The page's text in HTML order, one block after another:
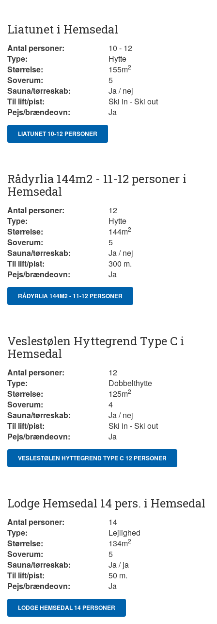
Liatunet i Hemsedal
Antal personer:
10 - 12
Type:
Hytte
Størrelse:
155m2
Soverum:
5
Sauna/tørreskab:
Ja / nej
Til lift/pist:
Ski in - Ski out
Pejs/brændeovn:
Ja
LIATUNET 10-12 PERSONER
Rådyrlia 144m2 - 11-12 personer i
Hemsedal
Antal personer:
12
Type:
Hytte
Størrelse:
144m2
Soverum:
5
Sauna/tørreskab:
Ja / nej
Til lift/pist:
300 m.
Pejs/brændeovn:
Ja
RÅDYRLIA 144M2 - 11-12 PERSONER
Veslestølen Hyttegrend Type C i
Hemsedal
Antal personer:
12
Type:
Dobbelthytte
Størrelse:
125m2
Soverum:
4
Sauna/tørreskab:
Ja / nej
Til lift/pist:
Ski in - Ski out
Pejs/brændeovn:
Ja
VESLESTØLEN HYTTEGREND TYPE C 12 PERSONER
Lodge Hemsedal 14 pers. i Hemsedal
Antal personer:
14
Type:
Lejlighed
Størrelse:
134m2
Soverum:
5
Sauna/tørreskab:
Ja / ja
Til lift/pist:
50 m.
Pejs/brændeovn:
Ja
LODGE HEMSEDAL 14 PERSONER